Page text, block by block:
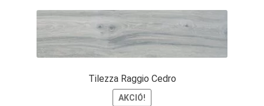
Tilezza Raggio Cedro
AKCIÓ!